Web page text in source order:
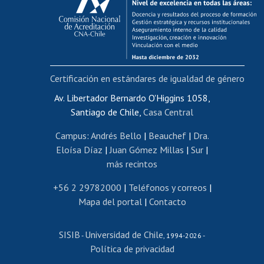
Postulación al AUCAI
Funcionarias/os
Cursos internos de capacitación
Bienestar del personal
Portal de movilidad interna
Certificado de renta
Certificado de renta honorarios
Editar páginas blancas
Extranjeras/os
Revalidación y reconocimiento de títulos
Postulación al Programa de Movilidad Estudiantil
Cursos de español
Av. Libertador Bernardo O'Higgins 1058,
Santiago de Chile, Casa Central
Campus: Andrés Bello | Beauchef| Dra.
Eloísa Díaz | Juan Gómez Millas | Sur |
más recintos
+56 2 29782000 | Teléfonos y correos |
Mapa del portal| Contacto
SISIB - Universidad de Chile , 1994-2026 -
Política de privacidad
Certificación en estándares de igualdad de género